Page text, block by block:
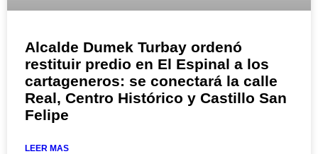
Alcalde Dumek Turbay ordenó
restituir predio en El Espinal a los
cartageneros: se conectará la calle
Real, Centro Histórico y Castillo San
Felipe
LEER MAS